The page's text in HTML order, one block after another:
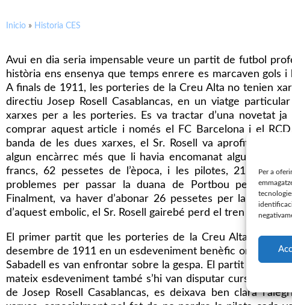
Per a
Inicio » Historia CES
Avui en dia seria impensable veure un partit de futbol
història ens ensenya que temps enrere es marcaven gols
A finals de 1911, les porteries de la Creu Alta no tenien
directiu Josep Rosell Casablancas, en un viatge
xarxes per a les porteries. Es va tractar d’una novetat
comprar aquest article i només el FC Barcelona i el
banda de les dues xarxes, el Sr. Rosell va aprofitar per
algun encàrrec més que li havia encomanat algun
francs, 62 pessetes de l’època, i les pilotes, 21,50
problemes per passar la duana de Portbou perquè
Finalment, va haver d’abonar 26 pessetes per la xarxa
d’aquest embolic, el Sr. Rosell gairebé perd el tren de
El primer partit que les porteries de la Creu Alta es van
desembre de 1911 en un esdeveniment benèfic organitzat
Sabadell es van enfrontar sobre la gespa. El partit el va
mateix esdeveniment també s’hi van disputar curses
de Josep Rosell Casablancas, es deixava ben clara